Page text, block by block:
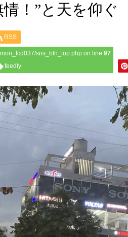
！”と天を仰ぐ
RSS
sns_btn_top.php on line 97
feedly